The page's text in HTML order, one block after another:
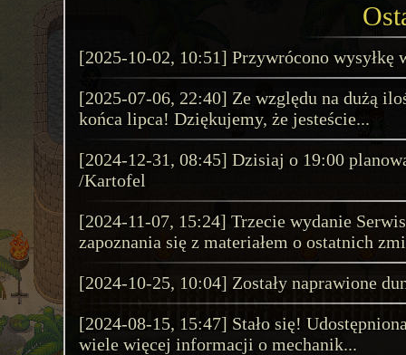
Konwergencja
Wydarzenie
i zakończy się
wydarzenia zostało
poziomach...
Weekendowy
​​​​​​Dzisiaj mamy dla
rozpocznie się
się 13.04.2026r. o
ev...
[2025-10-02, 10:51] Przywrócono wysyłkę
[2025-07-06, 22:40] Ze względu na dużą
końca lipca! Dziękujemy, że jesteście...
[2024-12-31, 08:45] Dzisiaj o 19:00
/Kartofel
[2024-11-07, 15:24] Trzecie wydanie
zapoznania się z materiałem o ostatnich
[2024-10-25, 10:04] Zostały naprawione
[2024-08-15, 15:47] Stało się!
wiele więcej informacji o mechanik...